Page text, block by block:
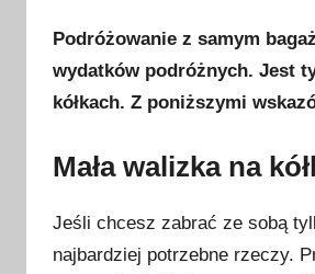
u
b
k
w
Podróżowanie z samym
wydatków podróżnych. Jest
kółkach. Z poniższymi
Mała walizka na
Jeśli chcesz zabrać ze sobą
najbardziej potrzebne rzeczy.